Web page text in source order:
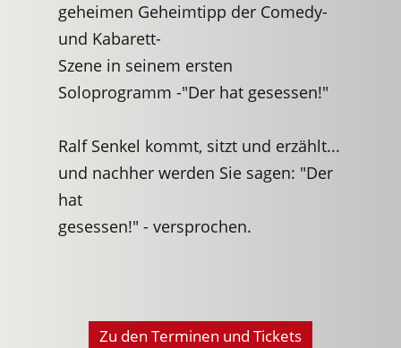
geheimen Geheimtipp der Comedy-
und Kabarett-
Szene in seinem ersten
Soloprogramm -"Der hat gesessen!"
Ralf Senkel kommt, sitzt und erzählt...
und nachher werden Sie sagen: "Der
hat
gesessen!" - versprochen.
Zu den Terminen und Tickets